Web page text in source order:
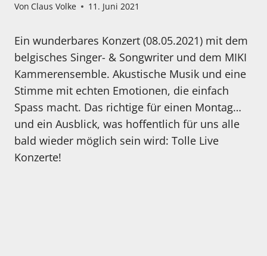
Von Claus Volke 11. Juni 2021
Ein wunderbares Konzert (08.05.2021) mit dem
belgisches Singer- & Songwriter und dem MIKI
Kammerensemble. Akustische Musik und eine
Stimme mit echten Emotionen, die einfach
Spass macht. Das richtige für einen Montag…
und ein Ausblick, was hoffentlich für uns alle
bald wieder möglich sein wird: Tolle Live
Konzerte!